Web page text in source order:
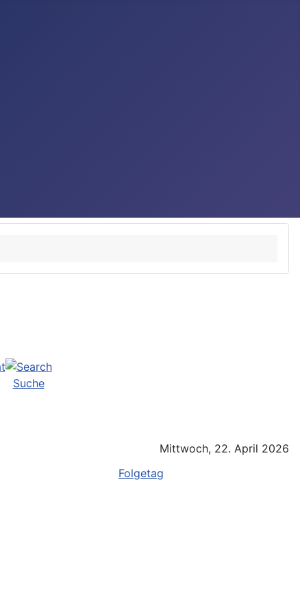
Suche
Mittwoch, 22. April 2026
Folgetag